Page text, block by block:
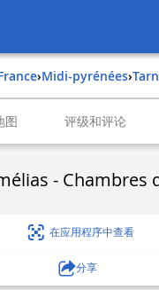
france› midi-pyrénées› tarn
图 评级和评论
- Chambres
在应用程序中查看
分享